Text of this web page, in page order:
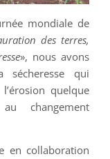
mondiale de
des terres,
», nous avons
qui
quelque
changement
en collaboration